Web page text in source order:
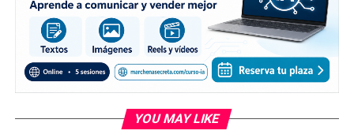
YOU MAY LIKE